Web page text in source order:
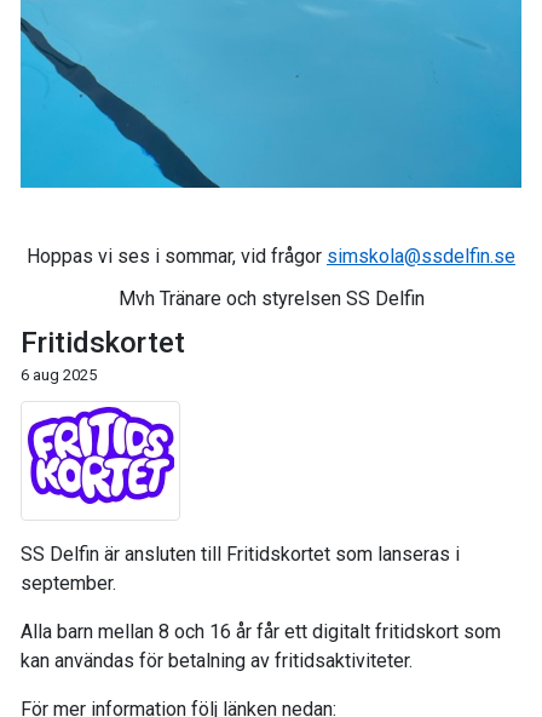
Hoppas vi ses i sommar, vid frågor simskola@ssdelfin.se
Mvh Tränare och styrelsen SS Delfin
Fritidskortet
6 aug 2025
SS Delfin är ansluten till Fritidskortet som lanseras i
september.
Alla barn mellan 8 och 16 år får ett digitalt fritidskort som
kan användas för betalning av fritidsaktiviteter.
För mer information följ länken nedan: